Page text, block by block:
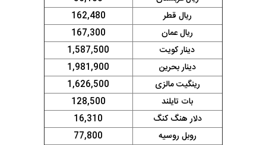
ریال قطر
162,480
ریال عمان
167,300
دینار کویت
1,587,500
دینار بحرین
1,981,900
رینگیت مالزی
1,626,500
بات تایلند
128,500
دلار هنگ کنگ
16,310
روبل روسیه
77,800